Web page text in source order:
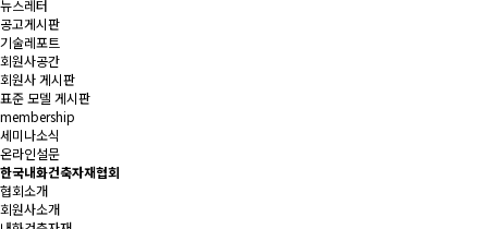
뉴스레터
공고게시판
기술레포트
회원사공간
회원사 게시판
표준 모델 게시판
membership
세미나소식
온라인설문
한국내화건축자재협회
협회소개
회원사소개